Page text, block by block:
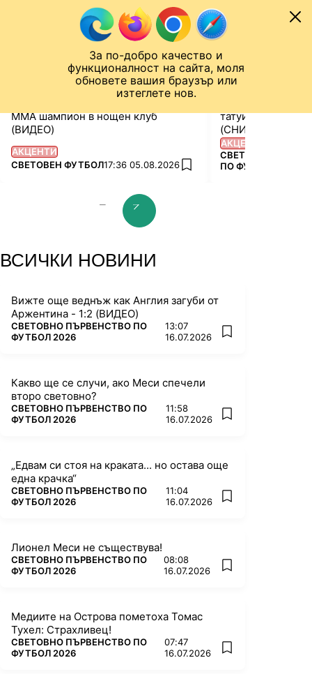
За по-добро качество и
функционалност на сайта, моля
обновете вашия браузър или
изтеглете нов.
Към съдържанието
СВЕТОВНО ПЪРВЕНСТВОНовиниРезултати
СВЕТОВНО ПЪРВЕНСТВО
ММА шампион в нощен клуб
(ВИДЕО)
АКЦЕНТИ
ПОВЕЧЕ ОТ
СВЕТОВЕН ФУТБОЛ17:36 05.08.2026 add favorites
татуира си лика
(СНИМКИ и
АКЦЕНТИ
ПОВЕЧЕ ОТ
СВЕТОВНО
ПО ФУТБОЛ 2026
prev slidenext slide
ВСИЧКИ НОВИНИ
Вижте още веднъж как Англия загуби от
Аржентина - 1:2 (ВИДЕО)
ПОВЕЧЕ ОТ
СВЕТОВНО ПЪРВЕНСТВО ПО
ФУТБОЛ 2026
13:07
16.07.2026
add favorites
Какво ще се случи, ако Меси спечели
второ световно?
ПОВЕЧЕ ОТ
СВЕТОВНО ПЪРВЕНСТВО ПО
ФУТБОЛ 2026
11:58
16.07.2026
add favorites
„Едвам си стоя на краката... но остава още
една крачка“
ПОВЕЧЕ ОТ
СВЕТОВНО ПЪРВЕНСТВО ПО
ФУТБОЛ 2026
11:04
16.07.2026
add favorites
Лионел Меси не съществува!
ПОВЕЧЕ ОТ
СВЕТОВНО ПЪРВЕНСТВО ПО
ФУТБОЛ 2026
08:08
16.07.2026
add favorites
Медиите на Острова пометоха Томас
Тухел: Страхливец!
ПОВЕЧЕ ОТ
СВЕТОВНО ПЪРВЕНСТВО ПО
ФУТБОЛ 2026
07:47
16.07.2026
add favorites